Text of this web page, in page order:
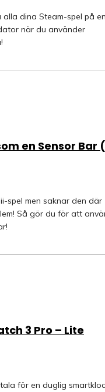
dina Steam-spel på
när du använder
en Sensor Bar
spel men saknar den där
Så gör du för att
3 Pro – Lite
för en duglig